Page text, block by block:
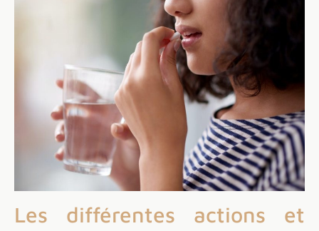
Les différentes actions et